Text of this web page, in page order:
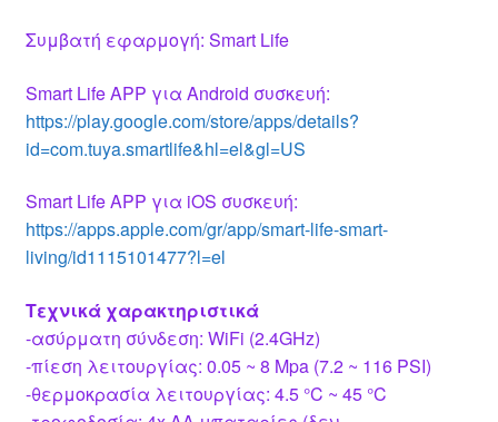
Συμβατή εφαρμογή: Smart Life
Smart Life APP για Android συσκευή:
https://play.google.com/store/apps/details?
id=com.tuya.smartlife&hl=el&gl=US
Smart Life APP για iOS συσκευή:
https://apps.apple.com/gr/app/smart-life-smart-
living/id1115101477?l=el
Τεχνικά χαρακτηριστικά
-ασύρματη σύνδεση: WiFi (2.4GHz)
-πίεση λειτουργίας: 0.05 ~ 8 Mpa (7.2 ~ 116 PSI)
-θερμοκρασία λειτουργίας: 4.5 °C ~ 45 °C